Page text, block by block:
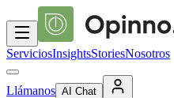
ServiciosInsightsStoriesNosotros
Llámanos AI Chat